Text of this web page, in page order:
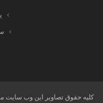
کلیه حقوق تصاویر این وب سایت